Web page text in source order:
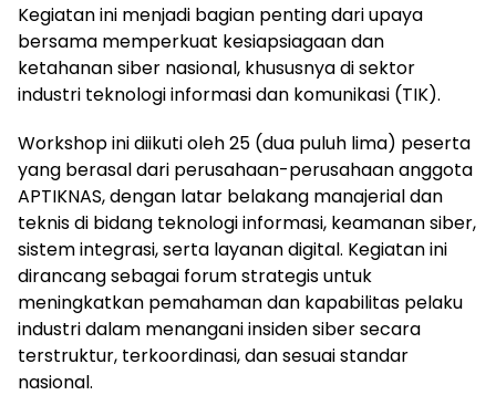
Kegiatan ini menjadi bagian penting dari upaya
bersama memperkuat kesiapsiagaan dan
ketahanan siber nasional, khususnya di sektor
industri teknologi informasi dan komunikasi (TIK).
Workshop ini diikuti oleh 25 (dua puluh lima) peserta
yang berasal dari perusahaan-perusahaan anggota
APTIKNAS, dengan latar belakang manajerial dan
teknis di bidang teknologi informasi, keamanan siber,
sistem integrasi, serta layanan digital. Kegiatan ini
dirancang sebagai forum strategis untuk
meningkatkan pemahaman dan kapabilitas pelaku
industri dalam menangani insiden siber secara
terstruktur, terkoordinasi, dan sesuai standar
nasional.